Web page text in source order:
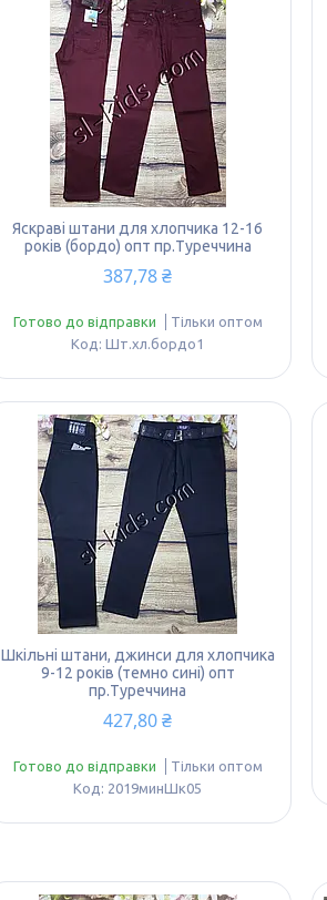
Яскраві штани для хлопчика 12-16
років (бордо) опт пр.Туреччина
387,78 ₴
Готово до відправки
Тільки оптом
Шт.хл.бордо1
Шкільні штани, джинси для хлопчика
9-12 років (темно сині) опт
пр.Туреччина
427,80 ₴
Готово до відправки
Тільки оптом
2019минШк05